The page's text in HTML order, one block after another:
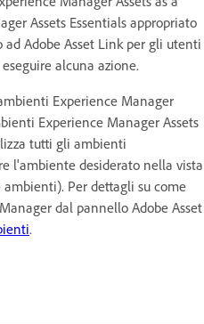
Assets Essentials appropriato
Adobe Asset Link per gli utenti
alcuna azione.
Experience Manager
Experience Manager Assets
tutti gli ambienti
l'ambiente desiderato nella vista
ambienti). Per dettagli su come
dal pannello Adobe Asset
.